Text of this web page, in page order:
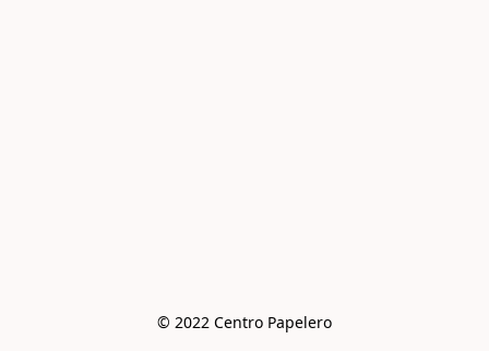
© 2022 Centro Papelero